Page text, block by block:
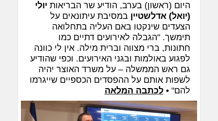
היום (ראשון) בערב, הודיע שר הבריאות יולי
(יואל) אדלשטיין במסיבת עיתונאים על
הצעדים שינקטו באם העליה בתחלואה
תימשך. "הגבלה לאירועים דתיים כמו
חתונות, ברי מצווה וברית מילה. אין לי כוונה
לפגוע באולמות ובגני האירועים. וכפי שהודיע
גם ראש הממשלה – על משרד האוצר יהיה
לשפות אותם על ההפסדים הכספיים שייגרמו
להם" •לכתבה המלאה